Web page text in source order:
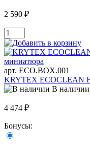
2 590 ₽
арт. ECO.BOX.001
KRYTEX ECOCLEAN
В
4 474 ₽
Бонусы: